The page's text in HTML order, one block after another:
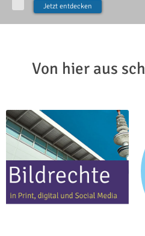
Jetzt entdecken
Von hier aus